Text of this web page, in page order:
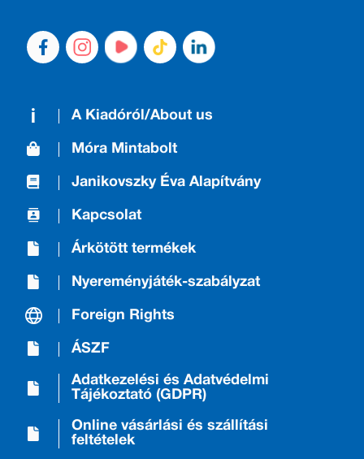
A Kiadóról/About us
Móra Mintabolt
Janikovszky Éva Alapítvány
Kapcsolat
Árkötött termékek
Nyereményjáték-szabályzat
Foreign Rights
ÁSZF
Adatkezelési és Adatvédelmi
Tájékoztató (GDPR)
Online vásárlási és szállítási
feltételek